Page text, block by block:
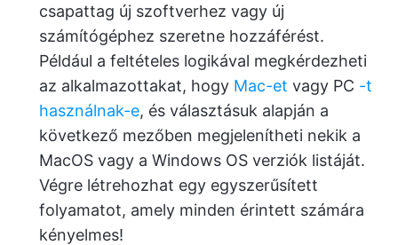
csapattag új szoftverhez vagy új
számítógéphez szeretne hozzáférést.
Például a feltételes logikával megkérdezheti
az alkalmazottakat, hogy Mac-et vagy PC -t
használnak-e, és választásuk alapján a
következő mezőben megjelenítheti nekik a
MacOS vagy a Windows OS verziók listáját.
Végre létrehozhat egy egyszerűsített
folyamatot, amely minden érintett számára
kényelmes!